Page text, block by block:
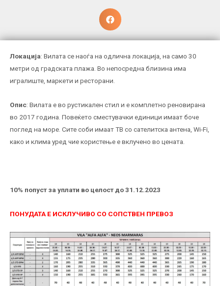
Локација: Вилата се наоѓа на одлична локација, на само 30
метри од градската плажа. Во непосредна близина има
игралиште, маркети и ресторани.
Опис: Вилата е во рустикален стил и е комплетно реновирана
во 2017 година. Повеќето сместувачки единици имаат боче
поглед на море. Сите соби имаат ТВ со сателитска антена, Wi-Fi,
како и клима уред чие користење е вклучено во цената.
10% попуст за уплати во целост до 31.12.2023
ПОНУДАТА Е ИСКЛУЧИВО СО СОПСТВЕН ПРЕВОЗ